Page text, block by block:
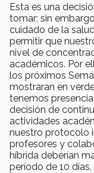
Esta es una
tomar; sin
cuidado de la
permitir que
nivel de
académicos. Por
los próximos
mostraran en
tenemos
decisión de
actividades
nuestro protocolo
profesores y
híbrida deberían
período de 10